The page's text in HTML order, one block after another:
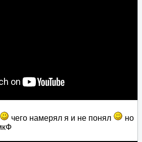
чего намерял я и не понял
но